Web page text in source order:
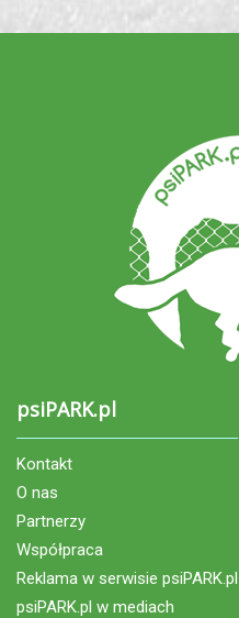
psiPARK.pl
Kontakt
O nas
Partnerzy
Współpraca
Reklama w serwisie psiPARK.pl
psiPARK.pl w mediach